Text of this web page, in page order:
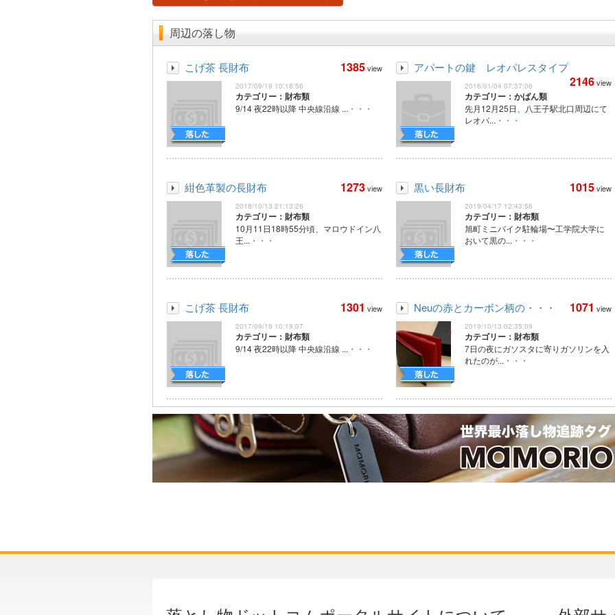
周辺の落し物
こげ茶 長財布 1385view
2017/09/19 10:18:56
カテゴリー：財布類
9/14 夜22時以降 中央線沿線 ... ・・・
アパートの鍵 レオパレスタイプ
2146view
2016/01/04 07:37:06
カテゴリー：かばん類
先月12月25日、八王子駅北口周辺にて
レオパ... ・・・
紺色革製の長財布 1273view
2018/10/13 21:13:26
カテゴリー：財布類
10月11日18時55分頃、マロウドイン八
王... ・・・
黒い長財布 1015view
2019/04/17 12:43:56
カテゴリー：財布類
旭町ミニバイク駐輪場〜工学院大学に
おいて黒の... ・・・
こげ茶 長財布 1301 view
2017/09/19 10:19:07
カテゴリー：財布類
9/14 夜22時以降 中央線沿線 ... ・・・
Neuの赤とカーボン柄の・・・ 1071 view
2019/10/13 02:35:09
カテゴリー：財布類
7日の夜にガソスタに寄りガソリンを入
れたのが... ・・・